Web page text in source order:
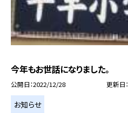
今年もお世話になりました。
公開日 2022/12/28 更新日
お知らせ